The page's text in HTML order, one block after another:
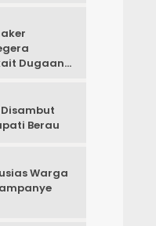
Dugaan
Disambut
Berau
Warga